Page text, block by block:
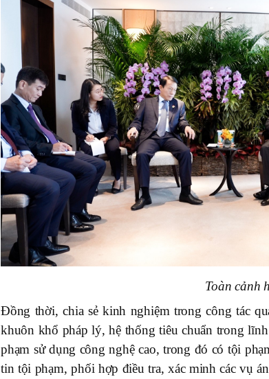
Toàn cảnh
Đồng thời, chia sẻ kinh nghiệm trong công tác
khuôn khổ pháp lý, hệ thống tiêu chuẩn trong
phạm sử dụng công nghệ cao, trong đó có tội
tin tội phạm, phối hợp điều tra, xác minh các vụ